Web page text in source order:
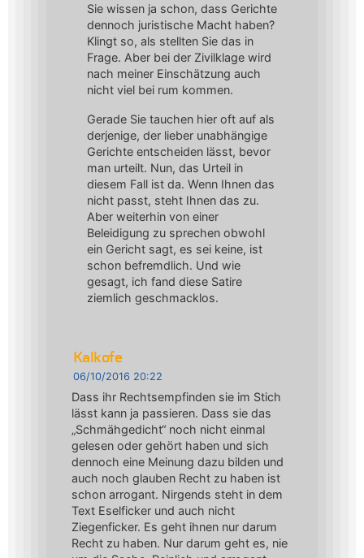
Sie wissen ja schon, dass Gerichte
dennoch juristische Macht haben?
Klingt so, als stellten Sie das in
Frage. Aber bei der Zivilklage wird
nach meiner Einschätzung auch
nicht viel bei rum kommen.
Gerade Sie tauchen hier oft auf als
derjenige, der lieber unabhängige
Gerichte entscheiden lässt, bevor
man urteilt. Nun, das Urteil in
diesem Fall ist da. Wenn Ihnen das
nicht passt, steht Ihnen das zu.
Aber weiterhin von einer
Beleidigung zu sprechen obwohl
ein Gericht sagt, es sei keine, ist
schon befremdlich. Und wie
gesagt, ich fand diese Satire
ziemlich geschmacklos.
Kalkofe
06/10/2016 20:22
Dass ihr Rechtsempfinden sie im Stich
lässt kann ja passieren. Dass sie das
„Schmähgedicht“ noch nicht einmal
gelesen oder gehört haben und sich
dennoch eine Meinung dazu bilden und
auch noch glauben Recht zu haben ist
schon arrogant. Nirgends steht in dem
Text Eselficker und auch nicht
Ziegenficker. Es geht ihnen nur darum
Recht zu haben. Nur darum geht es, nie